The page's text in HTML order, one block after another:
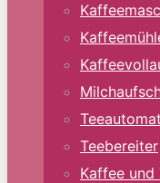
Teeautomat
Teebereiter
Kaffee und